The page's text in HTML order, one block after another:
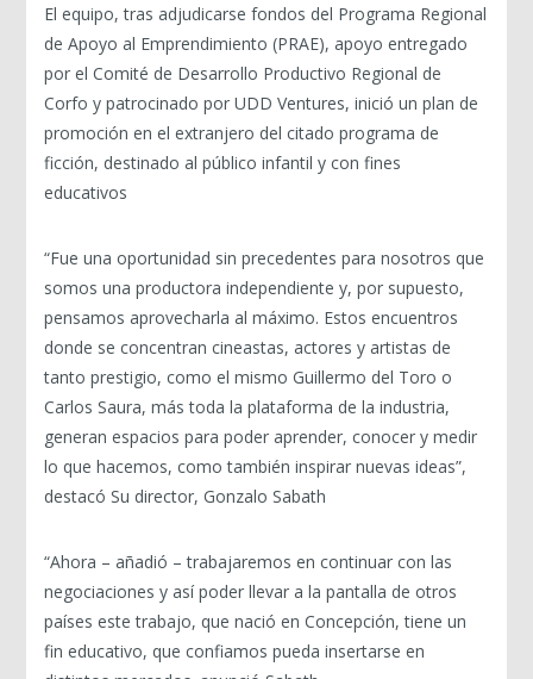
El equipo, tras adjudicarse fondos del Programa Regional
de Apoyo al Emprendimiento (PRAE), apoyo entregado
por el Comité de Desarrollo Productivo Regional de
Corfo y patrocinado por UDD Ventures, inició un plan de
promoción en el extranjero del citado programa de
ficción, destinado al público infantil y con fines
educativos
“Fue una oportunidad sin precedentes para nosotros que
somos una productora independiente y, por supuesto,
pensamos aprovecharla al máximo. Estos encuentros
donde se concentran cineastas, actores y artistas de
tanto prestigio, como el mismo Guillermo del Toro o
Carlos Saura, más toda la plataforma de la industria,
generan espacios para poder aprender, conocer y medir
lo que hacemos, como también inspirar nuevas ideas”,
destacó Su director, Gonzalo Sabath
“Ahora – añadió – trabajaremos en continuar con las
negociaciones y así poder llevar a la pantalla de otros
países este trabajo, que nació en Concepción, tiene un
fin educativo, que confiamos pueda insertarse en